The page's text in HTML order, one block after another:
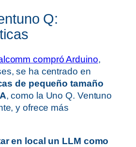
Q:
compró Arduino,
se ha centrado en
de pequeño tamaño
, como la Uno Q. Ventuno
y ofrece más
en local un LLM como